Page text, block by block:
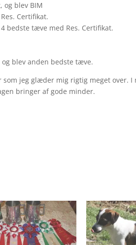
og blev BIM
Certifikat.
bedste tæve med Res. Certifikat.
og blev anden bedste tæve.
jeg glæder mig rigtig meget over. I
bringer af gode minder.